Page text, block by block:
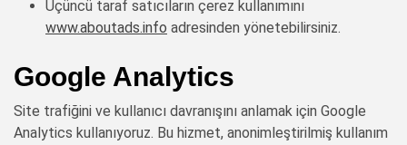
Üçüncü taraf satıcıların çerez kullanımını
www.aboutads.info adresinden yönetebilirsiniz.
Google Analytics
Site trafiğini ve kullanıcı davranışını anlamak için Google
Analytics kullanıyoruz. Bu hizmet, anonimleştirilmiş kullanım